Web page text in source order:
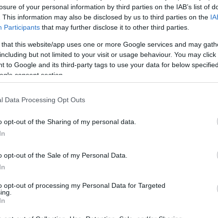
of your personal information by third parties on the IAB’s list of
This information may also be disclosed by us to third parties on the
Participants that may further disclose it to other third parties.
that this website/app uses one or more Google services and may
but not limited to your visit or usage behaviour. You may
to Google and its third-party tags to use your data for below
consent section.
Data Processing Opt Outs
opt-out of the Sharing of my personal data.
opt-out of the Sale of my Personal Data.
opt-out of processing my Personal Data for Targeted
μας στην Ελλάδα, που για μένα είναι το
για συντήρηση στην Ελλάδα, το ΠΝ έχει ήδη προβλέψει
. Τα πλοία θα έρθουν στην Ελλάδα μετά από
σε ελληνικά ναυπηγεία.
υπάρχει η βούληση από ελληνικής πλευράς,τα
εταιρείες. Όπως σας έχω ξαναγράψει, πχ τα
να τα συντηρεί ελληνική εταιρεία αν χρειάζεται κάτι
, του κέντρου μάχης
ΠΝ.
“εξετάζει το θέμα”, εξετάζει το πόσο θα κοστίζει, και τι
που θα φεύγουν π.χ. από τις ΜΕΚΟ και θα πηγαίνουν
τηνενσωμάτωση νέων υποσυστημάτων
ΣΕΤΙΣ συνεχίζει να “βασανίζει” το ΠΝ
(φτιάχνει ΤΑΚΤΙΚΟΣ, ΝΣ100, ΣΤΙΡ κ.ο.κ) αλλά εδώ και
χέρι”στο ΤΑΚΤΙΚΟΣ. Η ΝΑΒΑΛ ΓΚΡΟΥΠ , ακόμη και
σεσυμφωνία, με τη ΝΑΒΑΛ.Κανονικά θα
εκδόσεις λογισμικού
. Και αυτή τη στιγμή που
πως θα ξεκινήσουν κάποιοι
τα “γνωστά”,